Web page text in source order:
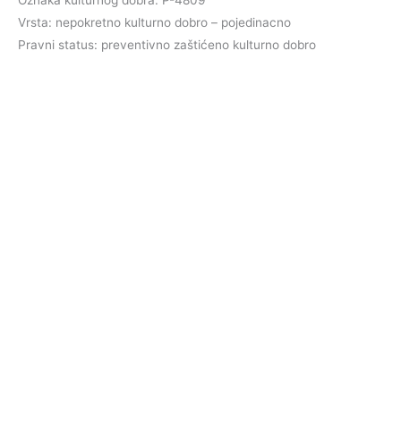
Vrsta: nepokretno kulturno dobro – pojedinacno
Pravni status: preventivno zaštićeno kulturno dobro